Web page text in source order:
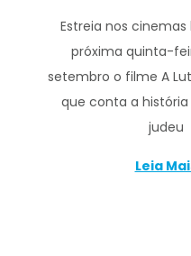
Estreia nos cinemas
próxima quinta-
setembro o filme A
que conta a
judeu
Leia